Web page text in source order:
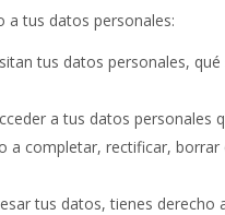
a tus datos personales:
tus datos personales,
a tus datos personales
a completar, rectificar,
tus datos, tienes